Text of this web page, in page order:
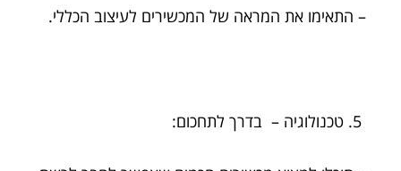
– התאימו את המראה של המכשירים לעיצוב הכללי.
טכנולוגיה – בדרך לתחכום: